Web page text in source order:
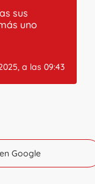
sus
uno
a las 09:43
Google